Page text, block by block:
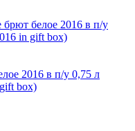
2016 в п/у 0,75 л
box)